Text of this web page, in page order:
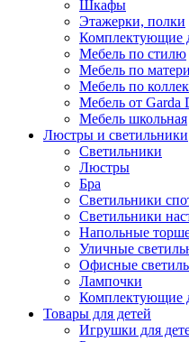
Шкафы
Этажерки, полки
Комплектующие
Мебель по стилю
Мебель по
Мебель по
Мебель от Garda
Мебель школьная
Люстры и светильники
Светильники
Люстры
Бра
Светильники
Светильники
Напольные
Уличные
Офисные
Лампочки
Комплектующие
Товары для детей
Игрушки для